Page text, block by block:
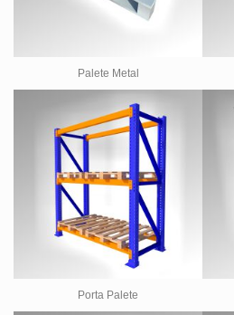
Palete Metal
Porta Palete